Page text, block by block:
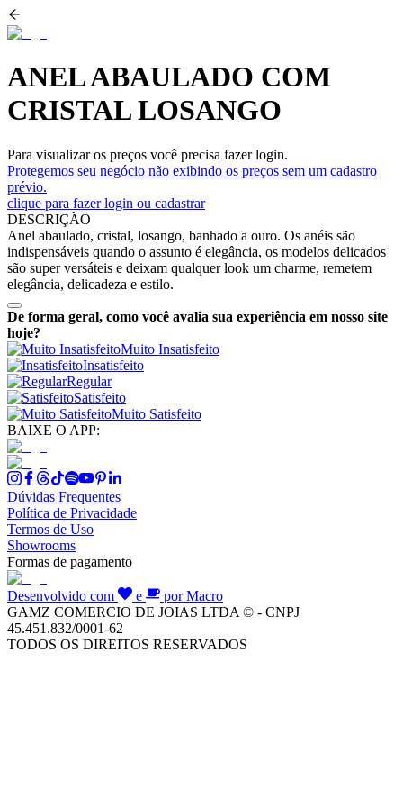
ANEL ABAULADO COM
CRISTAL LOSANGO
Para visualizar os preços você precisa fazer login.
Protegemos seu negócio não exibindo os preços sem um cadastro
prévio.
clique para fazer login ou cadastrar
DESCRIÇÃO
Anel abaulado, cristal, losango, banhado a ouro. Os anéis são
indispensáveis quando o assunto é elegância, os modelos delicados
são super versáteis e deixam qualquer look um charme, remetem
elegância, delicadeza e estilo.
De forma geral, como você avalia sua experiência em nosso site
hoje?
Muito Insatisfeito
Insatisfeito
Regular
Satisfeito
Muito Satisfeito
BAIXE O APP:
Dúvidas Frequentes
Política de Privacidade
Termos de Uso
Showrooms
Formas de pagamento
Desenvolvido com e
por Macro
GAMZ COMERCIO DE JOIAS LTDA © - CNPJ
45.451.832/0001-62
TODOS OS DIREITOS RESERVADOS